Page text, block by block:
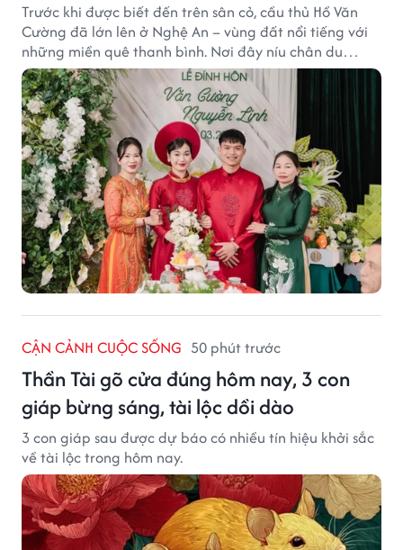
Trước khi được biết đến trên sân cỏ, cầu thủ Hồ Văn
Cường đã lớn lên ở Nghệ An – vùng đất nổi tiếng với
những miền quê thanh bình. Nơi đây níu chân du
khách bằng cánh đồng xanh, làng quê yên ả và nhịp
sống chậm đầy bình yên.
CẬN CẢNH CUỘC SỐNG 50 phút trước
Thần Tài gõ cửa đúng hôm nay, 3 con
giáp bừng sáng, tài lộc dồi dào
3 con giáp sau được dự báo có nhiều tín hiệu khởi sắc
về tài lộc trong hôm nay.